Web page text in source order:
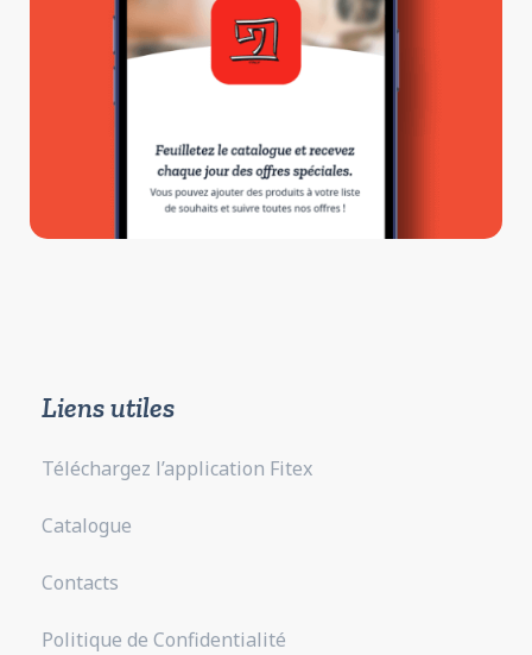
Liens utiles
Téléchargez l’application Fitex
Catalogue
Contacts
Politique de Confidentialité